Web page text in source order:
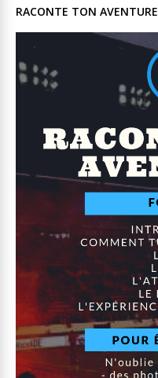
RACONTE TON AVENTURE